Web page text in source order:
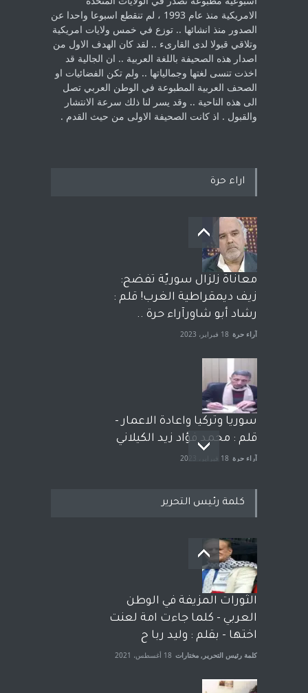
الامريكية منذ عام 1993 ، لم ‏تنقطع اسبوعا واحدا عن
الصدور منذ انشائها .. توزع في خمس ولايات امريكية
‏وتلاقي قبولا لدى القارىء ..‏ لقد كان الهدف الاول من
اصدار هذه الصحيفة باللغة العربية .. ان الجالية قد
اخذت ‏تنسى لغتها وجمالياتها .. ولم تكن الفضائيات او
الصحف العربية المطبوعة في الوطن ‏العربي تصل
الى هذه الناحية .. وقد يسر لنا ذلك سرعة الانتشار
والقبول . اذ كانت ‏الصحيفة الاولى من حيث القدم . ‏
اراء حرة
معاناة زلزال سوريّة تفضح:
زيف ديمقراطية الغرب! قلم :
رشاد أبو شاورآراء حرة ..
آراء حرة 18 فبراير، 2023
سوريا وتركيا واعادة الاعمار -
قلم : محمد فؤاد زيد الكيلاني
آراء حرة 18 فبراير، 2023
بعد معارك قضائية طاحنة كتب
وترافع فيها بنفسه مرة اخرى..
الشيخ طارق يوسف يقهر
الحكومة الأمريكية ، فأعطوه
الجنسية عن يد وهم صاغرون،
آراء حرة مختارات 7 أبريل، 2023
كلمة رئيس التحرير
الثورات المزيفة في الوطن
العربي - كلما جاءت امة لعنت
اختها - بقلم : وليد ربا ح
كلمة رئيس التحرير , مختارات 18 أغسطس، 2021